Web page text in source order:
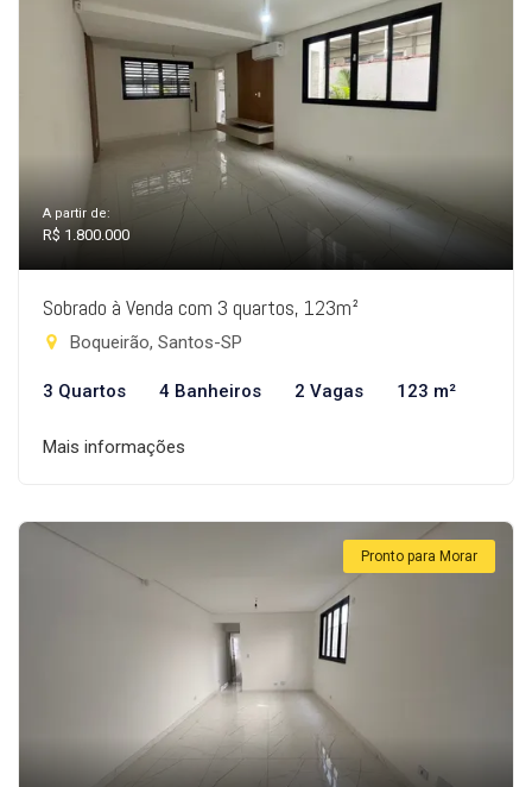
A partir de:
R$ 1.800.000
Sobrado à Venda com 3 quartos, 123m²
Boqueirão, Santos-SP
3 Quartos 4 Banheiros 2 Vagas 123 m²
Mais informações
Pronto para Morar